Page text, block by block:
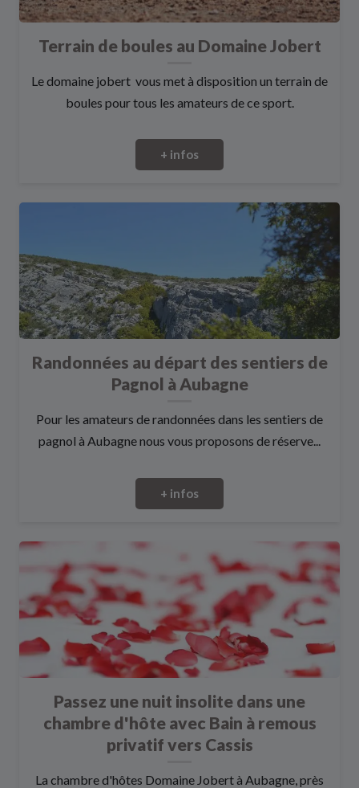
Terrain de boules au Domaine Jobert
Le domaine jobert vous met à disposition un terrain de
boules pour tous les amateurs de ce sport.
+ infos
Randonnées au départ des sentiers de
Pagnol à Aubagne
Pour les amateurs de randonnées dans les sentiers de
pagnol à Aubagne nous vous proposons de réserve...
+ infos
Passez une nuit insolite dans une
chambre d'hôte avec Bain à remous
privatif vers Cassis
La chambre d'hôtes Domaine Jobert à Aubagne, près